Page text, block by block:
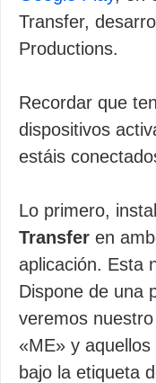
Transfer,
Productions.
Recordar que
dispositivos
estáis
Lo primero,
Transfer en
aplicación. Esta
Dispone de una
veremos
«ME» y
bajo la etiqueta